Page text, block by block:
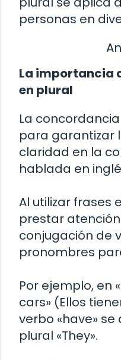
personas en
La importancia
en plural
La
para garantizar
claridad en la
hablada en
Al utilizar frases
prestar
conjugación de
pronombres
Por ejemplo, en
cars» (Ellos
verbo «have»
plural «They».